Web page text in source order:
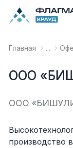
Главная ...
OOO
OOO
производство